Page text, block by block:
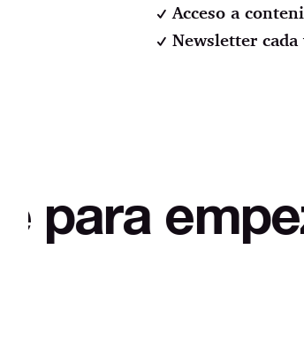
Acceso a
Newsletter cada
a